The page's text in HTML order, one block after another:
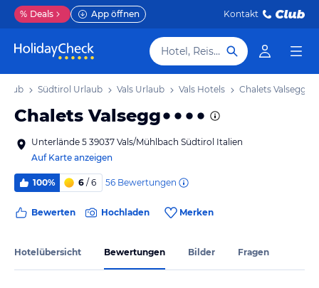
% Deals App öffnen Kontakt
Hotel, Reiseziel
Südtirol Urlaub Vals Urlaub Vals Hotels Chalets Valsegg
Chalets Valsegg
Unterlände 5 39037 Vals/Mühlbach Südtirol Italien
Auf Karte anzeigen
100% 6 / 6 56 Bewertungen
Bewerten Hochladen Merken
Hotelübersicht Bewertungen Bilder Fragen